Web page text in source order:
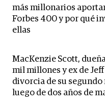
más millonarios
Forbes 400 y por qué
ellas
MacKenzie Scott,
mil millones y ex de Jeff
divorcia de su
luego de dos años de